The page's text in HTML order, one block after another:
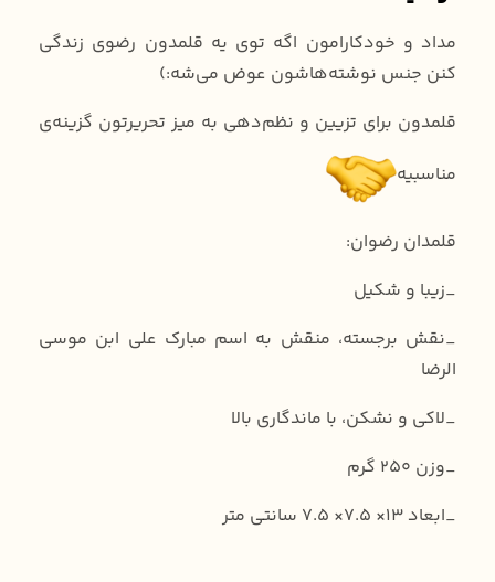
مداد و خودکارامون اگه توی یه قلمدون رضوی زندگی
کنن جنس نوشته‌هاشون عوض می‌شه:)
قلمدون برای تزیین و نظم‌دهی به میز تحریرتون گزینه‌ی
مناسبیه
قلمدان رضوان:
_زیبا و شکیل
_نقش برجسته، منقش به اسم مبارک علی ابن موسی
الرضا
_لاکی و نشکن، با ماندگاری بالا
_وزن ۲۵۰ گرم
_ابعاد ۱۳× ۷.۵× ۷.۵ سانتی متر